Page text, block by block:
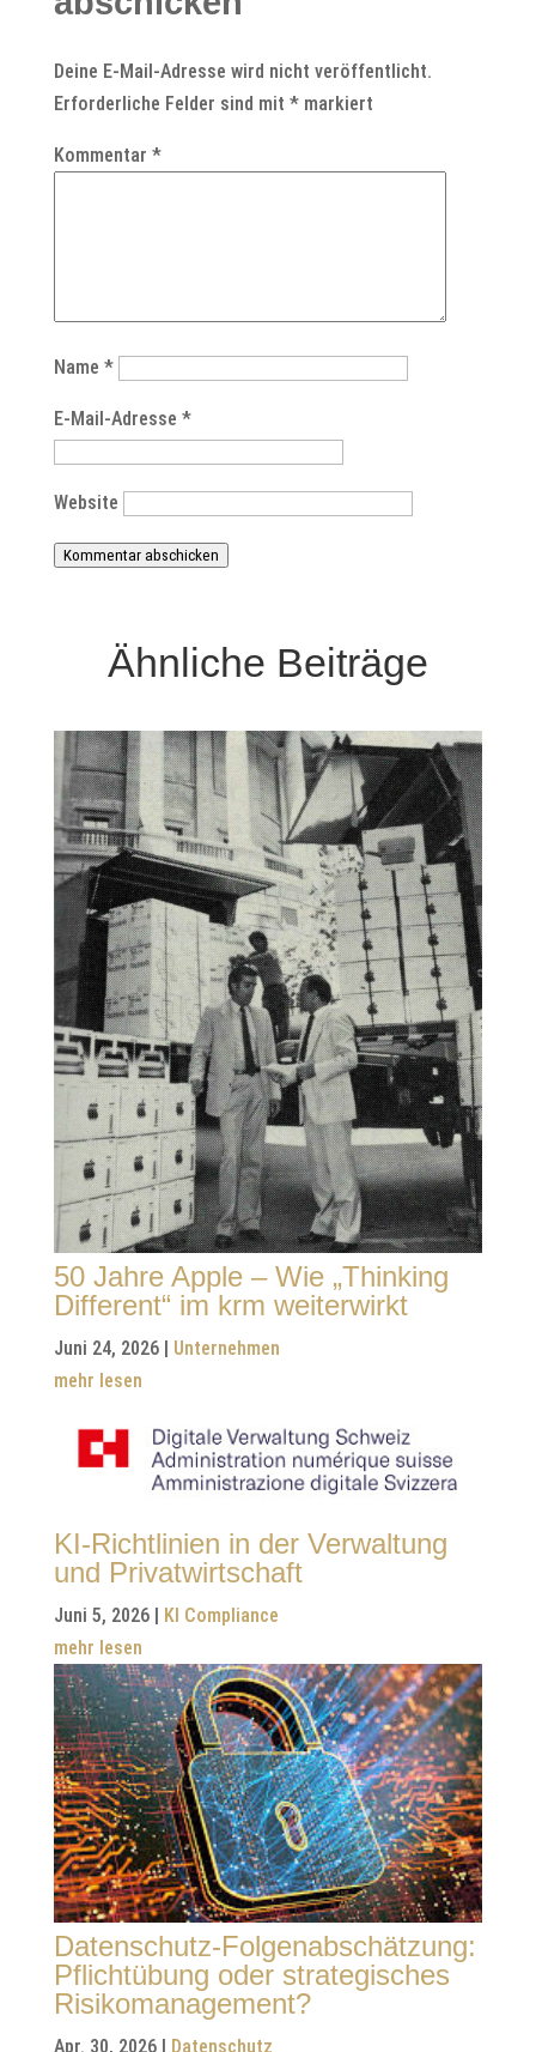
Deine E-Mail-Adresse wird nicht veröffentlicht.
Erforderliche Felder sind mit *markiert
Kommentar *
Name *
E-Mail-Adresse *
Website
Kommentar abschicken
Ähnliche Beiträge
50 Jahre Apple – Wie „Thinking
Different“ im krm weiterwirkt
Juni 24, 2026| Unternehmen
mehr lesen
KI-Richtlinien in der Verwaltung
und Privatwirtschaft
Juni 5, 2026| KI Compliance
mehr lesen
Datenschutz-Folgenabschätzung:
Pflichtübung oder strategisches
Risikomanagement?
Apr. 30, 2026|
Datenschutz